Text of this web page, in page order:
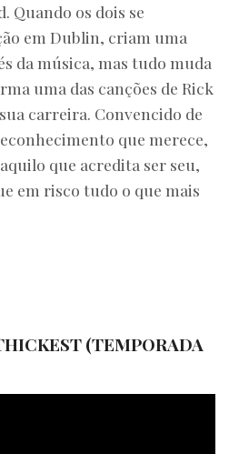
Quando os dois se
em Dublin, criam uma
da música, mas tudo muda
uma das canções de Rick
carreira. Convencido de
que merece,
que acredita ser seu,
em risco tudo o que mais
(TEMPORADA